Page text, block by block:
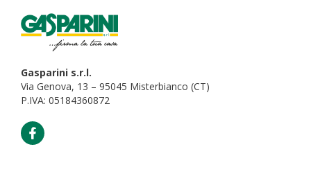
Gasparini s.r.l.
Via Genova, 13 – 95045 Misterbianco (CT)
P.IVA: 05184360872